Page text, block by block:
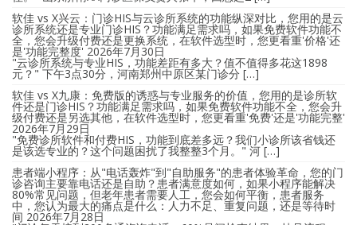
软佳 vs X兴云：门诊HIS与云诊所系统的功能纵深对比，您用的是云
诊所系统还是专业门诊HIS？功能满足需求吗，如果免费软件功能不
全，您会升级付费还是更换系统，在软件选型时，您更看重'价格'还
是'功能完整度' 2026年7月30日
"云诊所系统与专业HIS，功能差距有多大？值不值得多花这1898
元？" 下午3点30分，河南郑州中原区某门诊分 […]
软佳 vs X九康：免费版的诱惑与专业服务的价值，您用的是诊所软
件还是门诊HIS？功能满足需求吗，如果免费软件功能不全，您会升
级付费还是另选其他，在软件选型时，您更看重'免费'还是'功能完整'
2026年7月29日
"免费诊所软件和付费HIS，功能到底差多远？我们小诊所该省钱还
是该选专业的？这个问题困扰了我整整3个月。" 河 […]
患者端小程序：从"电话轰炸"到"自助服务"的患者体验革命，您的门
诊咨询主要靠电话还是自助？患者满意度如何，如果小程序能解决
80%常见问题，但老年患者需要人工，您会如何平衡，患者服务
中，您认为最大的痛点是什么：人力不足、重复问题，还是等待时
间 2026年7月28日